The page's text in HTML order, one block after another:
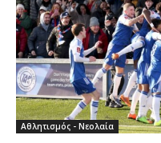
Αθλητισμός - Νεολαία